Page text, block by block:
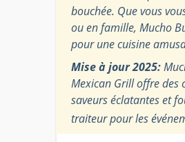
bouchée. Que vous
ou en famille, Mucho
pour une cuisine
Mise à jour 2025:
Mexican Grill offre des
saveurs éclatantes et
traiteur pour les